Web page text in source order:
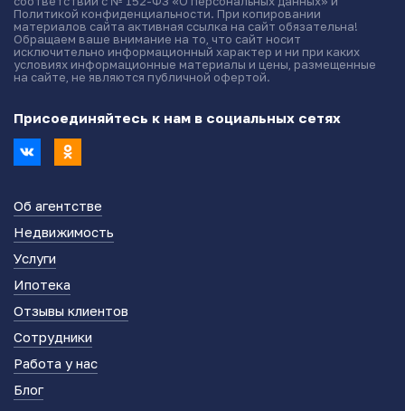
Политикой конфиденциальности. При копировании
материалов сайта активная ссылка на сайт обязательна!
Обращаем ваше внимание на то, что сайт носит
исключительно информационный характер и ни при каких
условиях информационные материалы и цены, размещенные
на сайте, не являются публичной офертой.
Присоединяйтесь к нам в социальных сетях
Об агентстве
Недвижимость
Услуги
Ипотека
Отзывы клиентов
Сотрудники
Работа у нас
Блог